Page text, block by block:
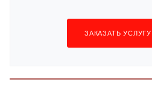
ЗАКАЗАТЬ УСЛУГУ